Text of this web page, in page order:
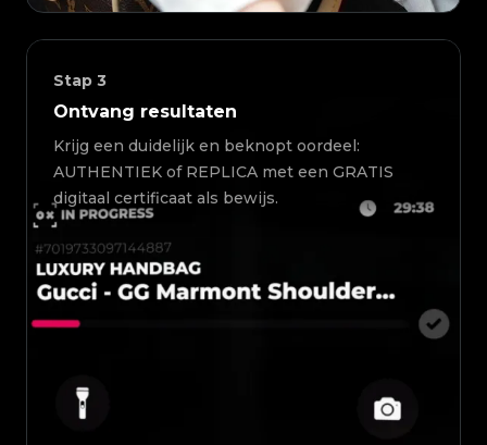
Stap 3
Ontvang resultaten
Krijg een duidelijk en beknopt oordeel:
AUTHENTIEK of REPLICA met een GRATIS
digitaal certificaat als bewijs.